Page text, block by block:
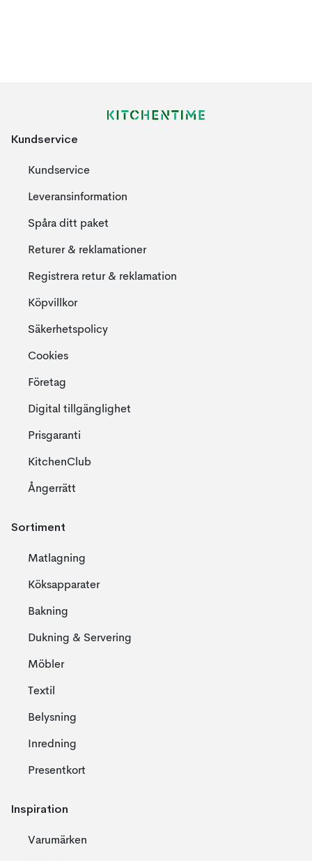
Kundservice
Kundservice
Leveransinformation
Spåra ditt paket
Returer & reklamationer
Registrera retur & reklamation
Köpvillkor
Säkerhetspolicy
Cookies
Företag
Digital tillgänglighet
Prisgaranti
KitchenClub
Ångerrätt
Sortiment
Matlagning
Köksapparater
Bakning
Dukning & Servering
Möbler
Textil
Belysning
Inredning
Presentkort
Inspiration
Varumärken